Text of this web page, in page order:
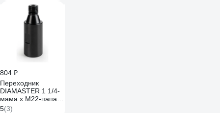
804 ₽
Переходник
DIAMASTER 1 1/4-
мама х М22-папа,
wet 000.600.8726
5(3)